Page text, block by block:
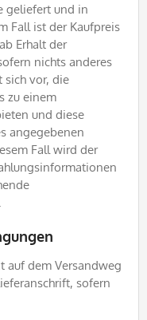
geliefert und in
Fall ist der Kaufpreis
Erhalt der
nichts anderes
sich vor, die
zu einem
und diese
angegebenen
Fall wird der
auf dem Versandweg
sofern